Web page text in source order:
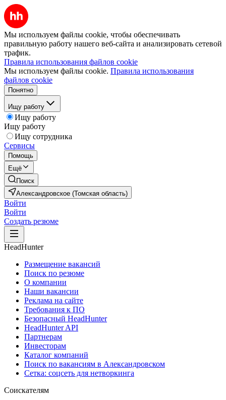
Мы используем файлы cookie, чтобы обеспечивать
правильную работу нашего веб-сайта и анализировать сетевой
трафик.
Правила использования файлов cookie
Мы используем файлы cookie. Правила использования
файлов cookie
Понятно
Ищу работу
Ищу работу
Ищу работу
Ищу сотрудника
Сервисы
Помощь
Ещё
Поиск
Александровское (Томская область)
Войти
Войти
Создать резюме
HeadHunter
Размещение вакансий
Поиск по резюме
О компании
Наши вакансии
Реклама на сайте
Требования к ПО
Безопасный HeadHunter
HeadHunter API
Партнерам
Инвесторам
Каталог компаний
Поиск по вакансиям в Александровском
Сетка: соцсеть для нетворкинга
Соискателям